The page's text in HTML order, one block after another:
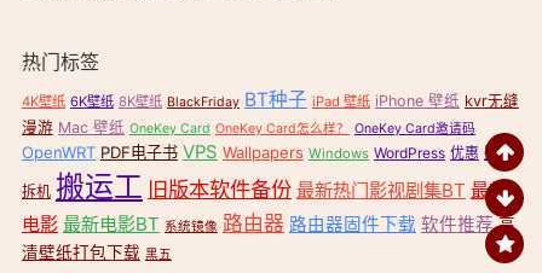
热门标签
4K壁纸 6K壁纸 8K壁纸 BlackFriday BT种子 iPad 壁纸 iPhone 壁纸 kvr无缝
漫游 Mac 壁纸 OneKey Card OneKey Card怎么样？ OneKey Card邀请码
OpenWRT PDF电子书 VPS Wallpapers Windows WordPress 优惠 壁纸
拆机 搬运工 旧版本软件备份 最新热门影视剧集BT 最新
电影 最新电影BT 系统镜像 路由器 路由器固件下载 软件推荐 高
清壁纸打包下载 黑五